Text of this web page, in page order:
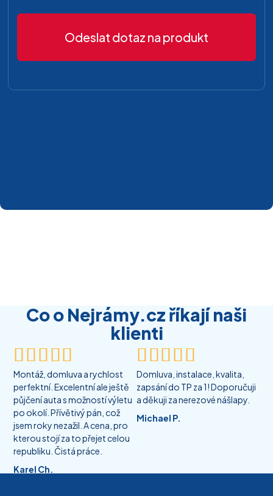
Odeslat dotaz na produkt
Co o Nejrámy.cz říkají naši
klienti

Montáž, domluva a rychlost
perfektní. Excelentní ale ještě
půjčení auta s možností výletu
po okolí. Přívětivý pán, což
jsem roky nezažil. A cena, pro
kterou stojí za to přejet celou
republiku. Čistá práce.
Karel Ch.

Domluva, instalace, kvalita,
zapsání do TP za 1! Doporučuji
a děkuji za nerezové nášlapy.
Michael P.